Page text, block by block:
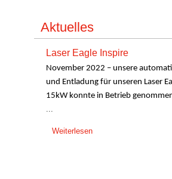
Aktuelles
Laser Eagle Inspire
November 2022 – unsere
und Entladung für unseren Laser
15kW konnte in Betrieb
Weiterlesen